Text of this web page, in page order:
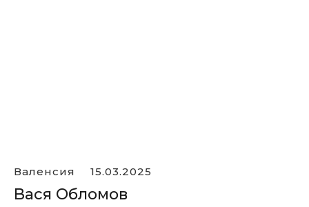
Валенсия 15.03.2025
Вася Обломов